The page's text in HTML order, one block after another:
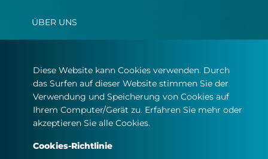
ÜBER UNS
MEDIEN
KARRIERE
#MINDTHEFYOUTURE
KONTAKT
GESCHÄFTSBEDINGUNGEN
Diese Website kann Cookies verwenden. Durch
das Surfen auf dieser Website stimmen Sie der
Verwendung und Speicherung von Cookies auf
Ihrem Computer/Gerät zu. Erfahren Sie mehr oder
akzeptieren Sie alle Cookies.
Cookies-Richtlinie